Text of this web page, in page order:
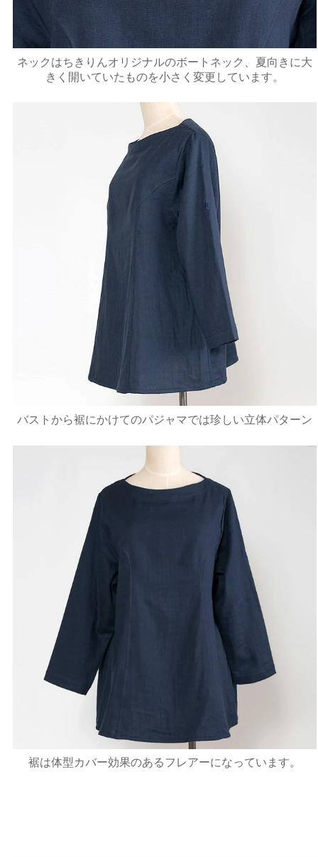
ネックはちきりんオリジナルのボートネック、夏向きに大
きく開いていたものを小さく変更しています。
バストから裾にかけてのパジャマでは珍しい立体パターン
裾は体型カバー効果のあるフレアーになっています。